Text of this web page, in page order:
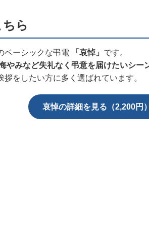
ら
ベーシックな弔電 「哀悼」 です。
やみなど失礼なく弔意を届けたいシー
をしたい方に多く選ばれています。
哀悼の詳細を見る（2,200円）